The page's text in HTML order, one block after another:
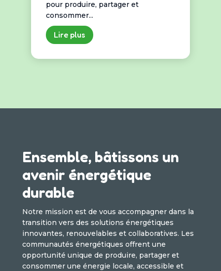
pour produire, partager et
consommer...
Lire plus
Ensemble, bâtissons un
avenir énergétique
durable
Notre mission est de vous accompagner dans la
transition vers des solutions énergétiques
innovantes, renouvelables et collaboratives. Les
communautés énergétiques offrent une
opportunité unique de produire, partager et
consommer une énergie locale, accessible et